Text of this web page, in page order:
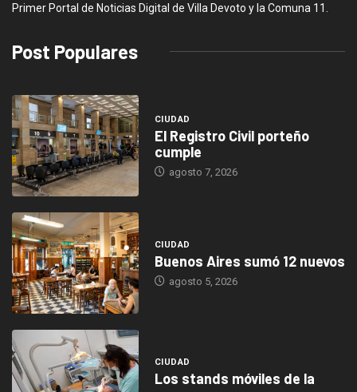
Primer Portal de Noticias Digital de Villa Devoto y la Comuna 11.
Post Populares
CIUDAD
El Registro Civil porteño
cumple
agosto 7, 2026
CIUDAD
Buenos Aires sumó 12 nuevos
agosto 5, 2026
CIUDAD
Los stands móviles de la